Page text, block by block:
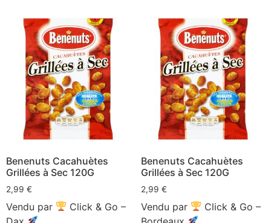
Benenuts Cacahuètes
Grillées à Sec 120G
2,99 €
Vendu par
Click & Go –
Benenuts Cacahuètes
Grillées à Sec 120G
2,99 €
Vendu par
Click & Go –